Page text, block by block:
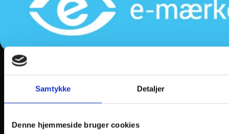
Samtykke Detaljer
Denne hjemmeside bruger cookies